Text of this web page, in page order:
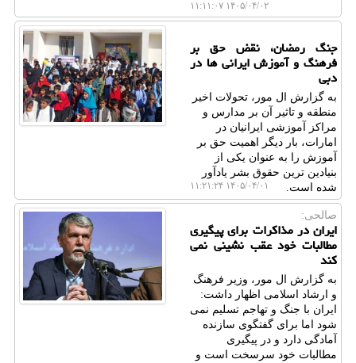
۱۴۰۵/۰۴/۰۲ ۱۱:۱۱:۰۷
جنگ رمضان، نقض حق بر
فرهنگ و آموزش ایرانی ها در
دبی
به گزارش ال مور، تحولات اخیر
منطقه و تاثیر آن بر مدارس و
مراکز آموزشی ایرانیان در
امارات، بار دیگر اهمیت حق بر
آموزش را به عنوان یکی از
بنیادین ترین حقوق بشر یادآور
شده است.
۱۴۰۵/۰۴/۰۱ ۱۱:۲۱:۲۴
صالحی:
ایران در مذاکرات برای پیگیری
مطالبات خود عقب نشینی نمی
کند
به گزارش ال مور، وزیر فرهنگ
و ارشاد اسلامی اظهار داشت:
ایران با جنگ و تهاجم تسلیم نمی
شود اما برای گفتگوی سازنده
آمادگی دارد و در پیگیری
مطالبات خود سرسخت است و